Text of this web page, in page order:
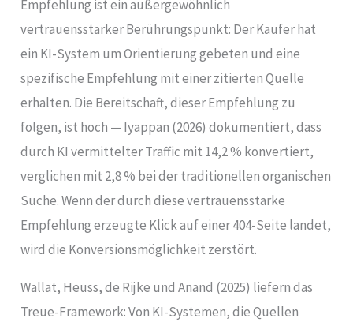
Empfehlung ist ein außergewöhnlich
vertrauensstarker Berührungspunkt: Der Käufer hat
ein KI-System um Orientierung gebeten und eine
spezifische Empfehlung mit einer zitierten Quelle
erhalten. Die Bereitschaft, dieser Empfehlung zu
folgen, ist hoch — Iyappan (2026) dokumentiert, dass
durch KI vermittelter Traffic mit 14,2 % konvertiert,
verglichen mit 2,8 % bei der traditionellen organischen
Suche. Wenn der durch diese vertrauensstarke
Empfehlung erzeugte Klick auf einer 404-Seite landet,
wird die Konversionsmöglichkeit zerstört.
Wallat, Heuss, de Rijke und Anand (2025) liefern das
Treue-Framework: Von KI-Systemen, die Quellen